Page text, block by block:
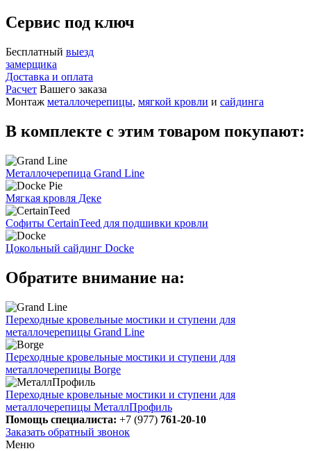
Сервис под ключ
Бесплатный выезд
замерщика
Доставка и оплата
Расчет Вашего заказа
Монтаж металлочерепицы, мягкой кровли и сайдинга
В комплекте с этим товаром покупают:
Металлочерепица Grand Line
Мягкая кровля Деке
Софиты CertainTeed для подшивки кровли
Цокольный сайдинг Docke
Обратите внимание на:
Переходные кровельные мостики и ступени для
металлочерепицы Grand Line
Переходные кровельные мостики и ступени для
металлочерепицы Borge
Переходные кровельные мостики и ступени для
металлочерепицы МеталлПрофиль
Помощь специалиста: +7 (977) 761-20-10
Заказать обратный звонок
Меню